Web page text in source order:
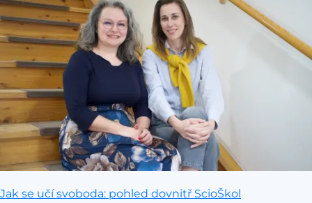
Jak se učí svoboda: pohled dovnitř ScioŠkol